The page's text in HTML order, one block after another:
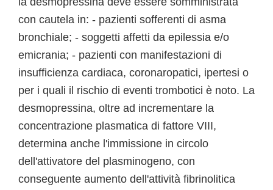
con cautela in: - pazienti sofferenti di asma
bronchiale; - soggetti affetti da epilessia e/o
emicrania; - pazienti con manifestazioni di
insufficienza cardiaca, coronaropatici, ipertesi o
per i quali il rischio di eventi trombotici è noto. La
desmopressina, oltre ad incrementare la
concentrazione plasmatica di fattore VIII,
determina anche l'immissione in circolo
dell'attivatore del plasminogeno, con
conseguente aumento dell'attività fibrinolitica